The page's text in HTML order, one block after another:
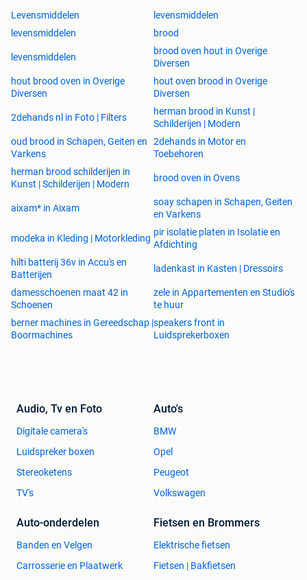
Levensmiddelen
levensmiddelen
levensmiddelen
brood
levensmiddelen
brood oven hout in Overige
Diversen
hout brood oven in Overige
Diversen
hout oven brood in Overige
Diversen
2dehands nl in Foto | Filters
herman brood in Kunst |
Schilderijen | Modern
oud brood in Schapen, Geiten en
Varkens
2dehands in Motor en
Toebehoren
herman brood schilderijen in
Kunst | Schilderijen | Modern
brood oven in Ovens
aixam* in Aixam
soay schapen in Schapen, Geiten
en Varkens
modeka in Kleding | Motorkleding
pir isolatie platen in Isolatie en
Afdichting
hilti batterij 36v in Accu's en
Batterijen
ladenkast in Kasten | Dressoirs
damesschoenen maat 42 in
Schoenen
zele in Appartementen en Studio's
te huur
berner machines in Gereedschap |
Boormachines
speakers front in
Luidsprekerboxen
Audio, Tv en Foto
Digitale camera's
Luidspreker boxen
Stereoketens
TV's
Auto's
BMW
Opel
Peugeot
Volkswagen
Auto-onderdelen
Banden en Velgen
Carrosserie en Plaatwerk
Fietsen en Brommers
Elektrische fietsen
Fietsen | Bakfietsen